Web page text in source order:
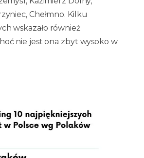
Chełmno. Kilku
wskazało również
nie jest ona zbyt wysoko w